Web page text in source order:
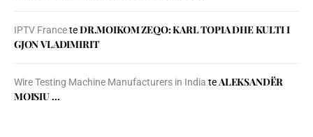
IPTV FranceteDR.MOIKOM ZEQO: KARL TOPIA DHE KULTI I
GJON VLADIMIRIT
Wire Testing Machine Manufacturers in India teALEKSANDËR
MOISIU …